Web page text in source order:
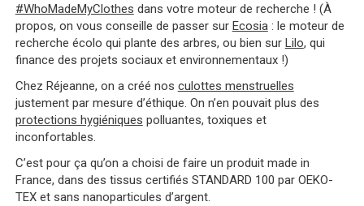
#WhoMadeMyClothes dans votre moteur de recherche ! (À
propos, on vous conseille de passer sur Ecosia : le moteur de
recherche écolo qui plante des arbres, ou bien sur Lilo, qui
finance des projets sociaux et environnementaux !)
Chez Réjeanne, on a créé nos culottes menstruelles
justement par mesure d’éthique. On n’en pouvait plus des
protections hygiéniques polluantes, toxiques et
inconfortables.
C’est pour ça qu’on a choisi de faire un produit made in
France, dans des tissus certifiés STANDARD 100 par OEKO-
TEX et sans nanoparticules d’argent.